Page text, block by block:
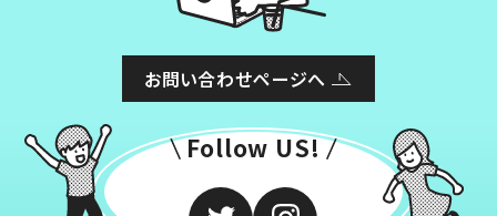
お問い合わせページへ
Follow US!